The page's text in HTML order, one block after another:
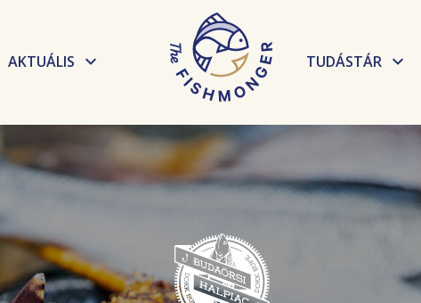
AKTUÁLIS
Események
TUDÁSTÁR
Elkészítési
Receptek